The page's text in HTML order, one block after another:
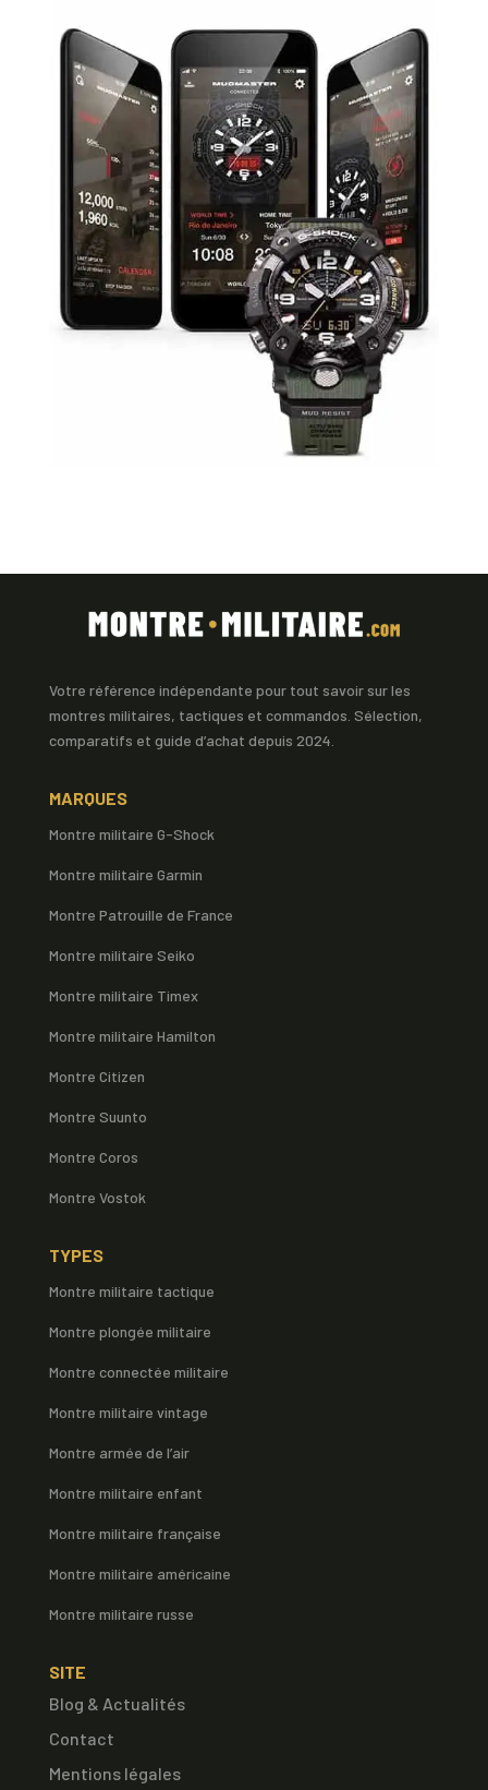
Votre référence indépendante pour tout savoir sur les
montres militaires, tactiques et commandos. Sélection,
comparatifs et guide d’achat depuis 2024.
MARQUES
Montre militaire G-Shock
Montre militaire Garmin
Montre Patrouille de France
Montre militaire Seiko
Montre militaire Timex
Montre militaire Hamilton
Montre Citizen
Montre Suunto
Montre Coros
Montre Vostok
TYPES
Montre militaire tactique
Montre plongée militaire
Montre connectée militaire
Montre militaire vintage
Montre armée de l’air
Montre militaire enfant
Montre militaire française
Montre militaire américaine
Montre militaire russe
SITE
Blog & Actualités
Contact
Mentions légales